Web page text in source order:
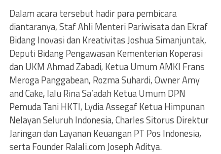
Dalam acara tersebut hadir para pembicara
diantaranya, Staf Ahli Menteri Pariwisata dan Ekraf
Bidang Inovasi dan Kreativitas Joshua Simanjuntak,
Deputi Bidang Pengawasan Kementerian Koperasi
dan UKM Ahmad Zabadi, Ketua Umum AMKI Frans
Meroga Panggabean, Rozma Suhardi, Owner Amy
and Cake, lalu Rina Sa’adah Ketua Umum DPN
Pemuda Tani HKTI, Lydia Assegaf Ketua Himpunan
Nelayan Seluruh Indonesia, Charles Sitorus Direktur
Jaringan dan Layanan Keuangan PT Pos Indonesia,
serta Founder Ralali.com Joseph Aditya.